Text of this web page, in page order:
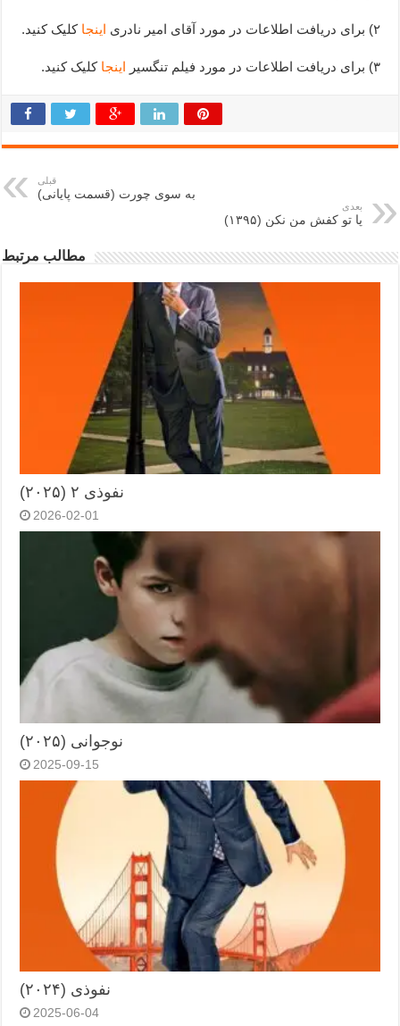
۲) برای دریافت اطلاعات در مورد آقای امیر نادری اینجا کلیک کنید.
۳) برای دریافت اطلاعات در مورد فیلم تنگسیر اینجا کلیک کنید.
قبلی
به سوی چورت (قسمت پایانی)
بعدی
پا تو کفش من نکن (۱۳۹۵)
مطالب مرتبط
نفوذی ۲ (۲۰۲۵)
2026-02-01
نوجوانی (۲۰۲۵)
2025-09-15
نفوذی (۲۰۲۴)
2025-06-04